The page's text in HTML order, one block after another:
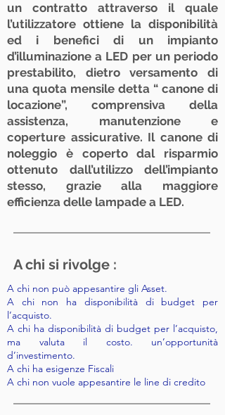
un contratto attraverso il quale
l’utilizzatore ottiene la disponibilità
ed i benefici di un impianto
d’illuminazione a LED per un periodo
prestabilito, dietro versamento di
una quota mensile detta “ canone di
locazione”, comprensiva della
assistenza, manutenzione e
coperture assicurative. Il canone di
noleggio è coperto dal risparmio
ottenuto dall’utilizzo dell’impianto
stesso, grazie alla maggiore
efficienza delle lampade a LED.
A chi si rivolge :
A chi non può appesantire gli Asset.
A chi non ha disponibilità di budget per
l’acquisto.
A chi ha disponibilità di budget per l’acquisto,
ma valuta il costo. un’opportunità
d’investimento.
A chi ha esigenze Fiscali
A chi non vuole appesantire le line di credito